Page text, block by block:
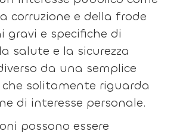
corruzione e della frode
gravi e specifiche di
salute e la sicurezza
da una semplice
solitamente riguarda
di interesse personale.
possono essere